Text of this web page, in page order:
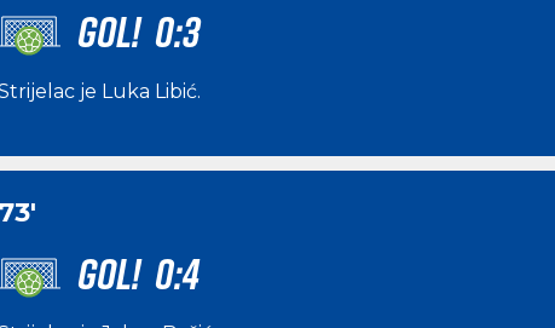
GOL! 0:3
je Luka Libić.
73'
GOL! 0:4